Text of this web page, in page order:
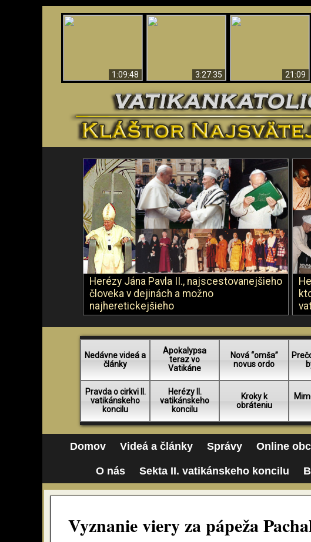
1:09:48 3:27:35
21:09
Herézy Jána Pavla II., najscestovanejšieho
človeka v dejinách a možno
najheretickejšieho
Nedávne videá a
články
Apokalypsa
teraz vo
Vatikáne
Nová “omša”
novus ordo
Pravda o cirkvi II.
vatikánskeho
koncilu
Herézy II.
vatikánskeho
koncilu
Kroky k
obráteniu
Domov Videá a články Správy Online
O nás Sekta II. vatikánskeho koncilu
Vyznanie viery za pápeža